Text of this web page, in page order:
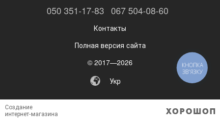
050 351-17-83 067 504-08-60
Контакты
Полная версия сайта
© 2017—2026
Укр
Создание
интернет-магазина
КНОПКА
ЗВ'ЯЗКУ